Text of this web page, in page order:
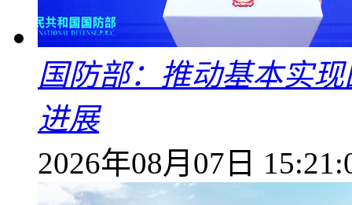
国防部：推动基本实
进展
2026年08月07日